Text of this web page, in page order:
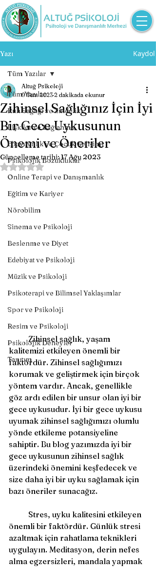
Yazı Kaydol
Tüm Yazılar
Ruh Sağlığı ve Zindelik
İlişkiler ve Bağlanma
Ebeveynlik ve Çocuk Gelişimi
Psikolojik Bozukluklar
Online Terapi ve Danışmanlık
Eğitim ve Kariyer
Nörobilim
Sinema ve Psikoloji
Beslenme ve Diyet
Edebiyat ve Psikoloji
Müzik ve Psikoloji
Psikoterapi ve Bilimsel Yaklaşımlar
Spor ve Psikoloji
Resim ve Psikoloji
Psikolojik Deneyler
Tanıtım
Tüm Yazılar
Zihinsel Sağlığınız İçin İyi
Bir Gece Uykusunun
Önemi ve Öneriler
Altuğ Psikoloji
9 Tem 2023 2 dakikada okunur
Güncelleme tarihi:17 Ağu 2023
5 üzerinden NaN yıldız
	Zihinsel sağlık, yaşam
kalitemizi etkileyen önemli bir
faktördür. Zihinsel sağlığımızı
korumak ve geliştirmek için birçok
yöntem vardır. Ancak, genellikle
göz ardı edilen bir unsur olan iyi bir
gece uykusudur. İyi bir gece uykusu
uyumak zihinsel sağlığımızı olumlu
yönde etkileme potansiyeline
sahiptir. Bu blog yazımızda iyi bir
gece uykusunun zihinsel sağlık
üzerindeki önemini keşfedecek ve
size daha iyi bir uyku sağlamak için
bazı öneriler sunacağız.
önemli bir faktördür. Günlük stresi
azaltmak için rahatlama teknikleri
uygulayın. Meditasyon, derin nefes
alma egzersizleri, mandala yapmak